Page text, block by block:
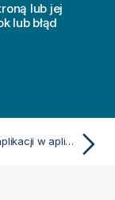
lub jej
lub błąd
Otwieranie aplikacji w aplikacji Qlik Sense Client-Managed Mobile